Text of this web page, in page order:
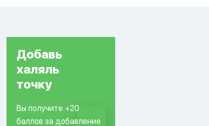
Добавь
халяль
точку
Вы получите +20
баллов за добавление